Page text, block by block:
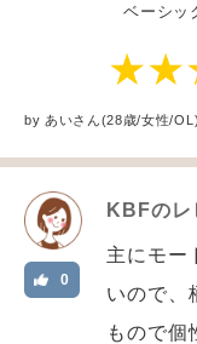
ベーシッ
by あいさん(28歳/女性/OL )
KBFのレ
0
主にモー
いので、
もので個